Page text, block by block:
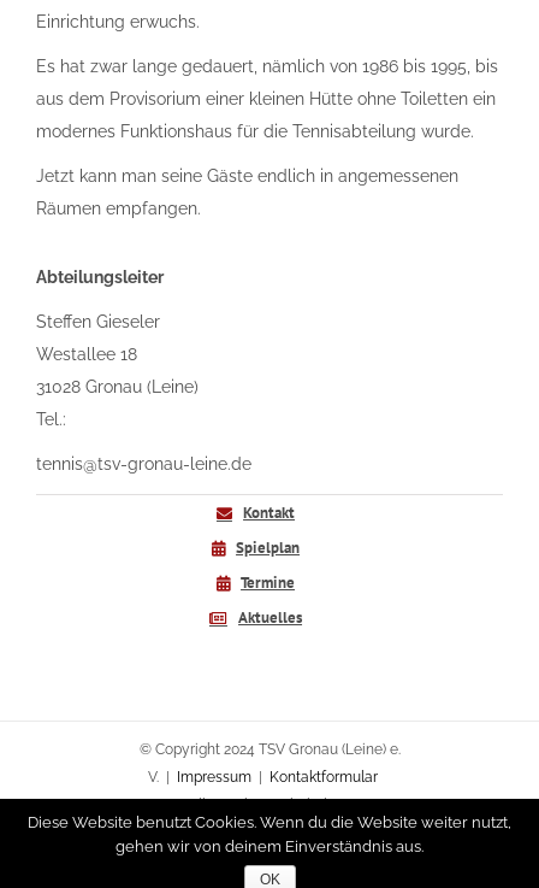
Einrichtung erwuchs.
Es hat zwar lange gedauert, nämlich von 1986 bis 1995, bis
aus dem Provisorium einer kleinen Hütte ohne Toiletten ein
modernes Funktionshaus für die Tennisabteilung wurde.
Jetzt kann man seine Gäste endlich in angemessenen
Räumen empfangen.
Abteilungsleiter
Steffen Gieseler
Westallee 18
31028 Gronau (Leine)
Tel.:
tennis@tsv-gronau-leine.de
Kontakt
Spielplan
Termine
Aktuelles
© Copyright 2024 TSV Gronau (Leine) e.
V. |
Impressum|
Kontaktformular
Kontaktformular
Impressum
Diese Website benutzt Cookies. Wenn du die Website weiter nutzt,
gehen wir von deinem Einverständnis aus.
OK